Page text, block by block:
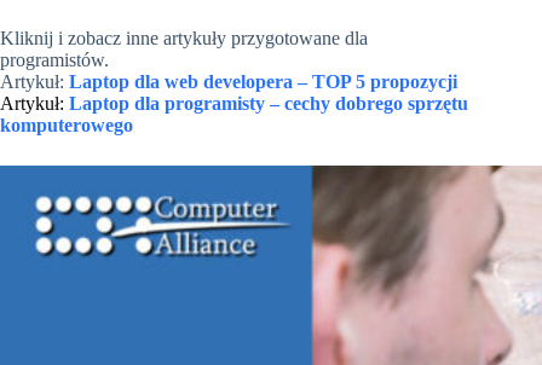
Kliknij i zobacz inne artykuły przygotowane dla
programistów.
Artykuł: Laptop dla web developera – TOP 5 propozycji
Artykuł: Laptop dla programisty – cechy dobrego sprzętu
komputerowego